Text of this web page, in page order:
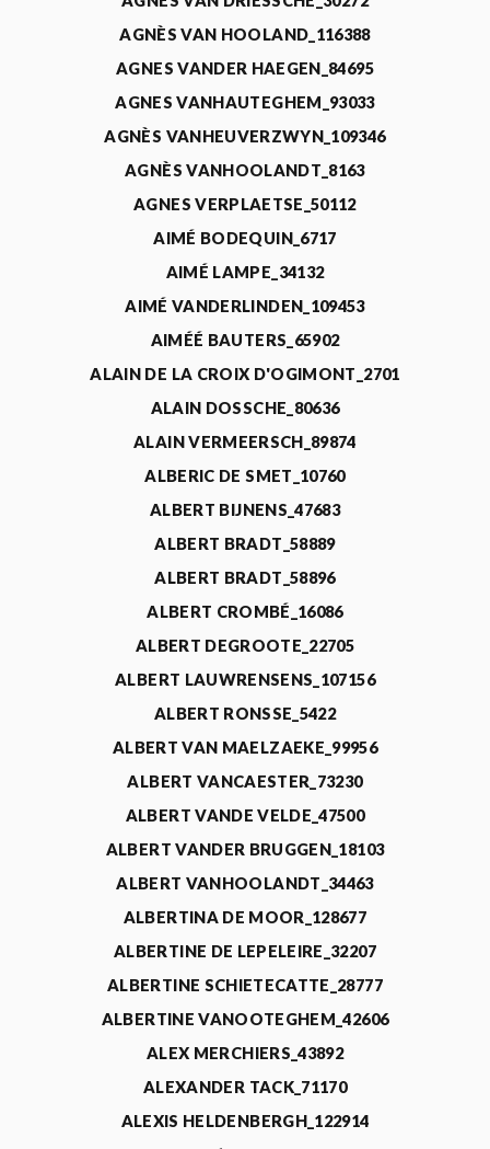
AGNÈS VAN HOOLAND_116388
AGNES VANDER HAEGEN_84695
AGNES VANHAUTEGHEM_93033
AGNÈS VANHEUVERZWYN_109346
AGNÈS VANHOOLANDT_8163
AGNES VERPLAETSE_50112
AIMÉ BODEQUIN_6717
AIMÉ LAMPE_34132
AIMÉ VANDERLINDEN_109453
AIMÉÉ BAUTERS_65902
ALAIN DE LA CROIX D'OGIMONT_2701
ALAIN DOSSCHE_80636
ALAIN VERMEERSCH_89874
ALBERIC DE SMET_10760
ALBERT BIJNENS_47683
ALBERT BRADT_58889
ALBERT BRADT_58896
ALBERT CROMBÉ_16086
ALBERT DEGROOTE_22705
ALBERT LAUWRENSENS_107156
ALBERT RONSSE_5422
ALBERT VAN MAELZAEKE_99956
ALBERT VANCAESTER_73230
ALBERT VANDE VELDE_47500
ALBERT VANDER BRUGGEN_18103
ALBERT VANHOOLANDT_34463
ALBERTINA DE MOOR_128677
ALBERTINE DE LEPELEIRE_32207
ALBERTINE SCHIETECATTE_28777
ALBERTINE VANOOTEGHEM_42606
ALEX MERCHIERS_43892
ALEXANDER TACK_71170
ALEXIS HELDENBERGH_122914